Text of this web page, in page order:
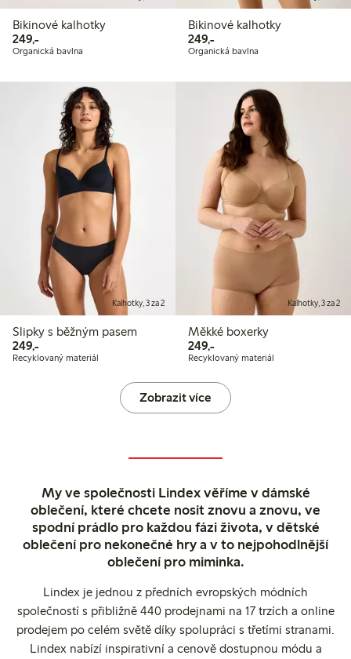
Bikinové kalhotky
249,-249,00 Kč
Organická bavlna
Bikinové kalhotky
249,-249,00 Kč
Organická bavlna
Kalhotky, 3 za 2
Slipky s běžným pasem
249,-249,00 Kč
Recyklovaný materiál
Kalhotky, 3 za 2
Měkké boxerky
249,-249,00 Kč
Recyklovaný materiál
Zobrazit více
My ve společnosti Lindex věříme v dámské
oblečení, které chcete nosit znovu a znovu, ve
spodní prádlo pro každou fázi života, v dětské
oblečení pro nekonečné hry a v to nejpohodlnější
oblečení pro miminka.
Lindex je jednou z předních evropských módních
společností s přibližně 440 prodejnami na 17 trzích a online
prodejem po celém světě díky spolupráci s třetími stranami.
Lindex nabízí inspirativní a cenově dostupnou módu a